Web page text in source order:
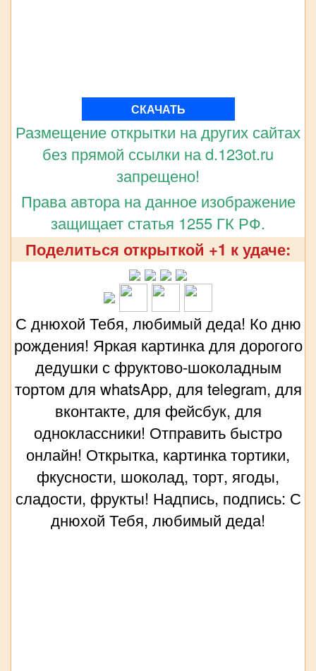
СКАЧАТЬ
Размещение открытки на других сайтах
без прямой ссылки на d.123ot.ru
запрещено!
Права автора на данное изображение
защищает статья 1255 ГК РФ.
Поделиться открыткой +1 к удаче:
С днюхой Тебя, любимый деда! Ко дню
рождения! Яркая картинка для дорогого
дедушки с фруктово-шоколадным
тортом для whatsApp, для telegram, для
вконтакте, для фейсбук, для
одноклассники! Отправить быстро
онлайн! Открытка, картинка тортики,
фкусности, шоколад, торт, ягоды,
сладости, фрукты! Надпись, подпись: С
днюхой Тебя, любимый деда!